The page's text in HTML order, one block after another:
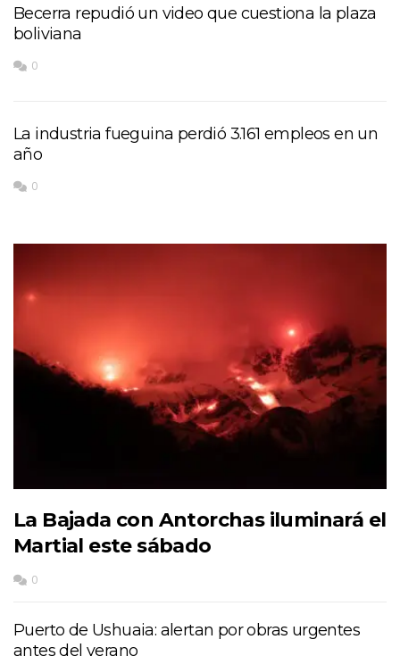
Becerra repudió un video que cuestiona la plaza
boliviana
0
La industria fueguina perdió 3.161 empleos en un
año
0
La Bajada con Antorchas iluminará el
Martial este sábado
0
Puerto de Ushuaia: alertan por obras urgentes
antes del verano